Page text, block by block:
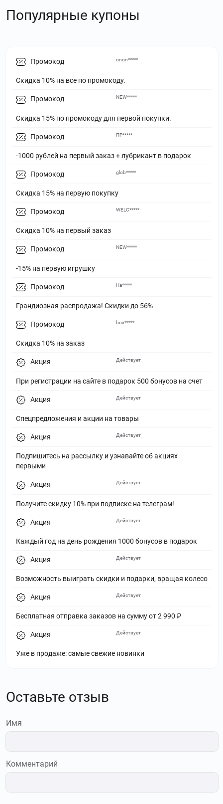
Популярные купоны
Промокод
Скидка 10% на все по промокоду.
onon*****
Промокод
Скидка 15% по промокоду для первой покупки.
NEW*****
Промокод
-1000 рублей на первый заказ + лубрикант в подарок
ПР*****
Промокод
Скидка 15% на первую покупку
glob*****
Промокод
Скидка 10% на первый заказ
WELC*****
Промокод
-15% на первую игрушку
NEW*****
Промокод
Грандиозная распродажа! Скидки до 56%
На*****
Промокод
Скидка 10% на заказ
box*****
Акция
При регистрации на сайте в подарок 500 бонусов на счет
Действует
Акция
Спецпредложения и акции на товары
Действует
Акция
Подпишитесь на рассылку и узнавайте об акциях
первыми
Действует
Акция
Получите скидку 10% при подписке на телеграм!
Действует
Акция
Каждый год на день рождения 1000 бонусов в подарок
Действует
Акция
Возможность выиграть скидки и подарки, вращая колесо
Действует
Акция
Бесплатная отправка заказов на сумму от 2 990 ₽
Действует
Акция
Уже в продаже: самые свежие новинки
Действует
Оставьте отзыв
Имя
Комментарий